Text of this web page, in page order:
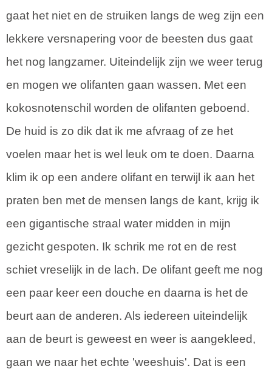
gaat het niet en de struiken langs de weg zijn een
lekkere versnapering voor de beesten dus gaat
het nog langzamer. Uiteindelijk zijn we weer terug
en mogen we olifanten gaan wassen. Met een
kokosnotenschil worden de olifanten geboend.
De huid is zo dik dat ik me afvraag of ze het
voelen maar het is wel leuk om te doen. Daarna
klim ik op een andere olifant en terwijl ik aan het
praten ben met de mensen langs de kant, krijg ik
een gigantische straal water midden in mijn
gezicht gespoten. Ik schrik me rot en de rest
schiet vreselijk in de lach. De olifant geeft me nog
een paar keer een douche en daarna is het de
beurt aan de anderen. Als iedereen uiteindelijk
aan de beurt is geweest en weer is aangekleed,
gaan we naar het echte 'weeshuis'. Dat is een